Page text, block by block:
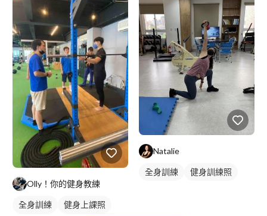
Olly！你的健身教練
全身訓練
健身上課照
Natalie
全身訓練 健身訓練照